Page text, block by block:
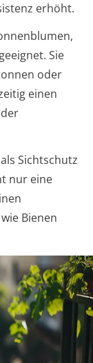
erhöht.
Sie
oder
einen
Sichtschutz
nur eine
Bienen